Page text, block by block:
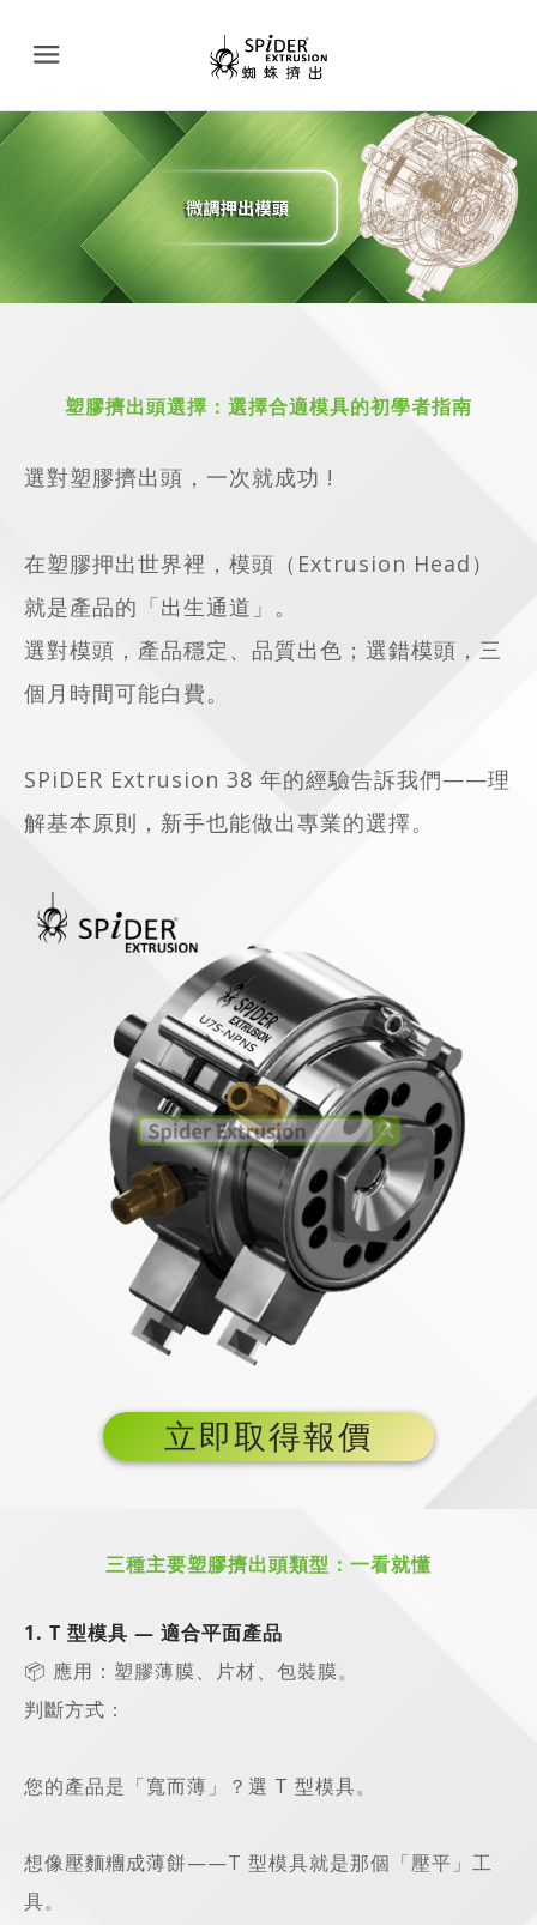
Menu
塑膠擠出頭選擇：選擇合適模具的初學者指南
選對塑膠擠出頭，一次就成功 !
在塑膠押出世界裡，模頭（Extrusion Head）
就是產品的「出生通道」。
選對模頭，產品穩定、品質出色；選錯模頭，三
個月時間可能白費。
SPiDER Extrusion 38 年的經驗告訴我們——理
解基本原則，新手也能做出專業的選擇。
立即取得報價
三種主要塑膠擠出頭類型：一看就懂
1. T 型模具 — 適合平面產品
📦 應用：塑膠薄膜、片材、包裝膜。
判斷方式：
您的產品是「寬而薄」？選 T 型模具。
想像壓麵糰成薄餅——T 型模具就是那個「壓平」工
具。